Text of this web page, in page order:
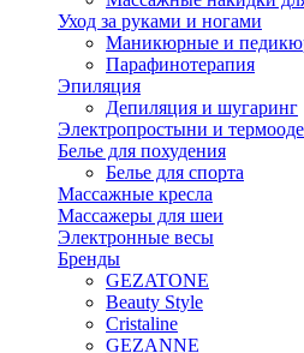
Уход за руками и ногами
Маникюрные и
Парафинотерапия
Эпиляция
Депиляция и шугаринг
Электропростыни и
Белье для похудения
Белье для спорта
Массажные кресла
Массажеры для шеи
Электронные весы
Бренды
GEZATONE
Beauty Style
Cristaline
GEZANNE